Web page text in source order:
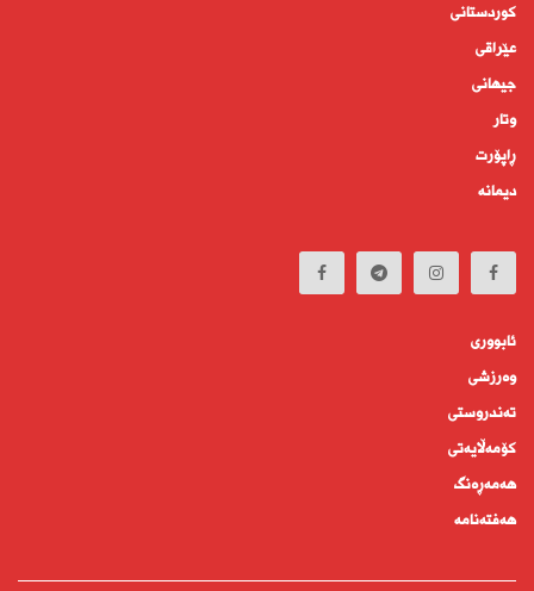
کوردستانى
عێراقی
جیهانى
وتار
ڕاپۆرت
دیمانە
ئابوورى
وەرزشی
تەندروستى
كۆمه‌ڵايه‌تى
هەمەڕەنگ
هەفتەنامە